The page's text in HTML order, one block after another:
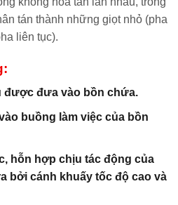
tán thành những giọt nhỏ (pha
liên tục).
được đưa vào bồn chứa.
buồng làm việc của bồn
hỗn hợp chịu tác động của
bởi cánh khuấy tốc độ cao và